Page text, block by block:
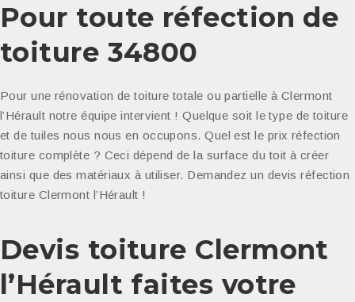
Pour toute réfection de
toiture 34800
Pour une rénovation de toiture totale ou partielle à Clermont
l’Hérault notre équipe intervient ! Quelque soit le type de toiture
et de tuiles nous nous en occupons. Quel est le prix réfection
toiture complète ? Ceci dépend de la surface du toit à créer
ainsi que des matériaux à utiliser. Demandez un devis réfection
toiture Clermont l’Hérault !
Devis toiture Clermont
l’Hérault faites votre